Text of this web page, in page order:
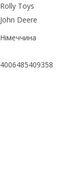
Rolly Toys
John Deere
Німеччина
4006485409358